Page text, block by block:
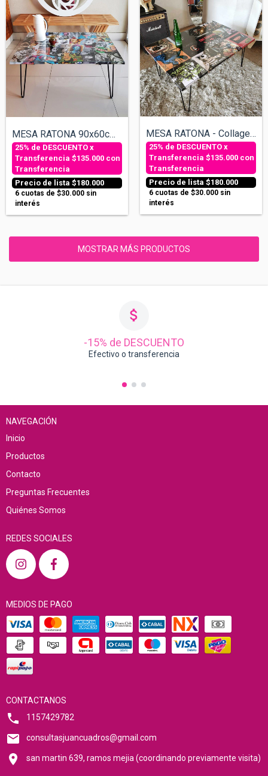
MESA RATONA 90x60cm - FRIDA KALHO
$180.000
$135.000 con
Transferencia
6 cuotas de $30.000 sin
interés
MESA RATONA - Collage Tapas Discos Los R...
$180.000
$135.000 con
Transferencia
6 cuotas de $30.000 sin
interés
MOSTRAR MÁS PRODUCTOS
-15% de DESCUENTO
Efectivo o transferencia
NAVEGACIÓN
Inicio
Productos
Contacto
Preguntas Frecuentes
Quiénes Somos
REDES SOCIALES
MEDIOS DE PAGO
CONTACTANOS
1157429782
consultasjuancuadros@gmail.com
san martin 639, ramos mejia (coordinando previamente visita)